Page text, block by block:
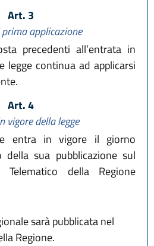
Art. 3
applicazione
precedenti all’entrata in
legge continua ad applicarsi
Art. 4
vigore della legge
entra in vigore il giorno
della sua pubblicazione sul
della Regione
sarà pubblicata nel
Regione.